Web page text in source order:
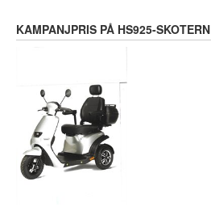
KAMPANJPRIS PÅ HS925-SKOTERN